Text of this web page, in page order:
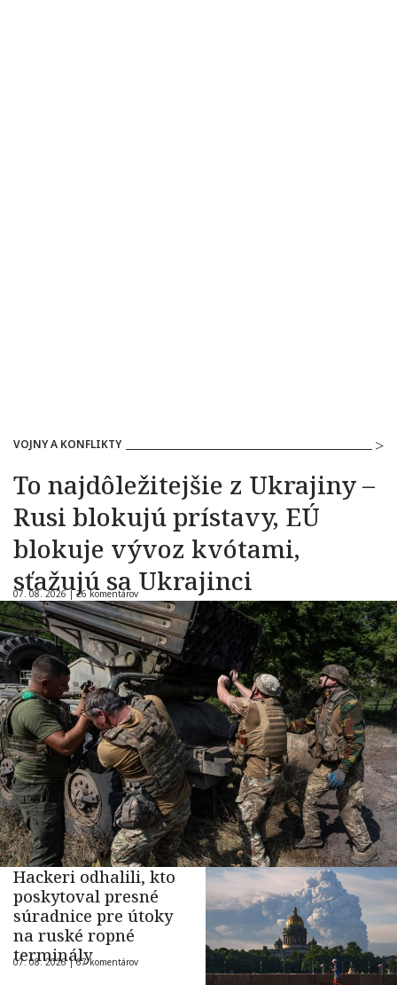
VOJNY A KONFLIKTY
To najdôležitejšie z Ukrajiny –
Rusi blokujú prístavy, EÚ
blokuje vývoz kvótami,
sťažujú sa Ukrajinci
07. 08. 2026 |26 komentárov
Hackeri odhalili, kto
poskytoval presné
súradnice pre útoky
na ruské ropné
terminály
07. 08. 2026 |67 komentárov